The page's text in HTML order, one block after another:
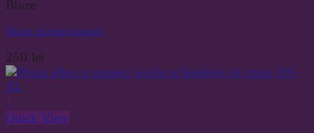
Bluze
Bluza pictata manual
250 lei
Quick View